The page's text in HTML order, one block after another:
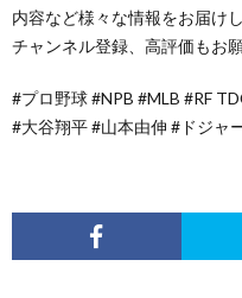
内容など様々な情報をお届け
チャンネル登録、高評価もお願
#プロ野球 #NPB #MLB #RF
#大谷翔平 #山本由伸 #ドジャ